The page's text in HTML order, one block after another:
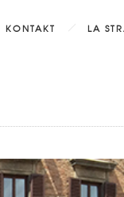
KONTAKT LA